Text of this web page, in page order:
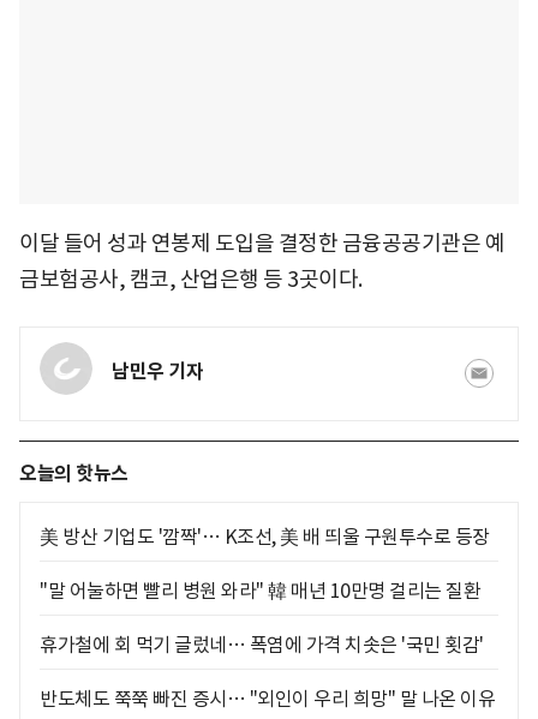
이달 들어 성과 연봉제 도입을 결정한 금융공공기관은 예
금보험공사, 캠코, 산업은행 등 3곳이다.
남민우 기자
오늘의 핫뉴스
美 방산 기업도 '깜짝'… K조선, 美 배 띄울 구원투수로 등장
"말 어눌하면 빨리 병원 와라" 韓 매년 10만명 걸리는 질환
휴가철에 회 먹기 글렀네… 폭염에 가격 치솟은 '국민 횟감'
반도체도 쭉쭉 빠진 증시… "외인이 우리 희망" 말 나온 이유